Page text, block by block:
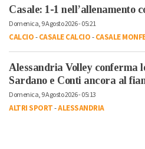
Casale: 1-1 nell’allenamento
Domenica, 9 Agosto 2026 - 05:21
CALCIO-CASALE CALCIO-CASALE
Alessandria Volley conferma
Sardano e Conti ancora al
Domenica, 9 Agosto 2026 - 05:13
ALTRI SPORT-ALESSANDRIA